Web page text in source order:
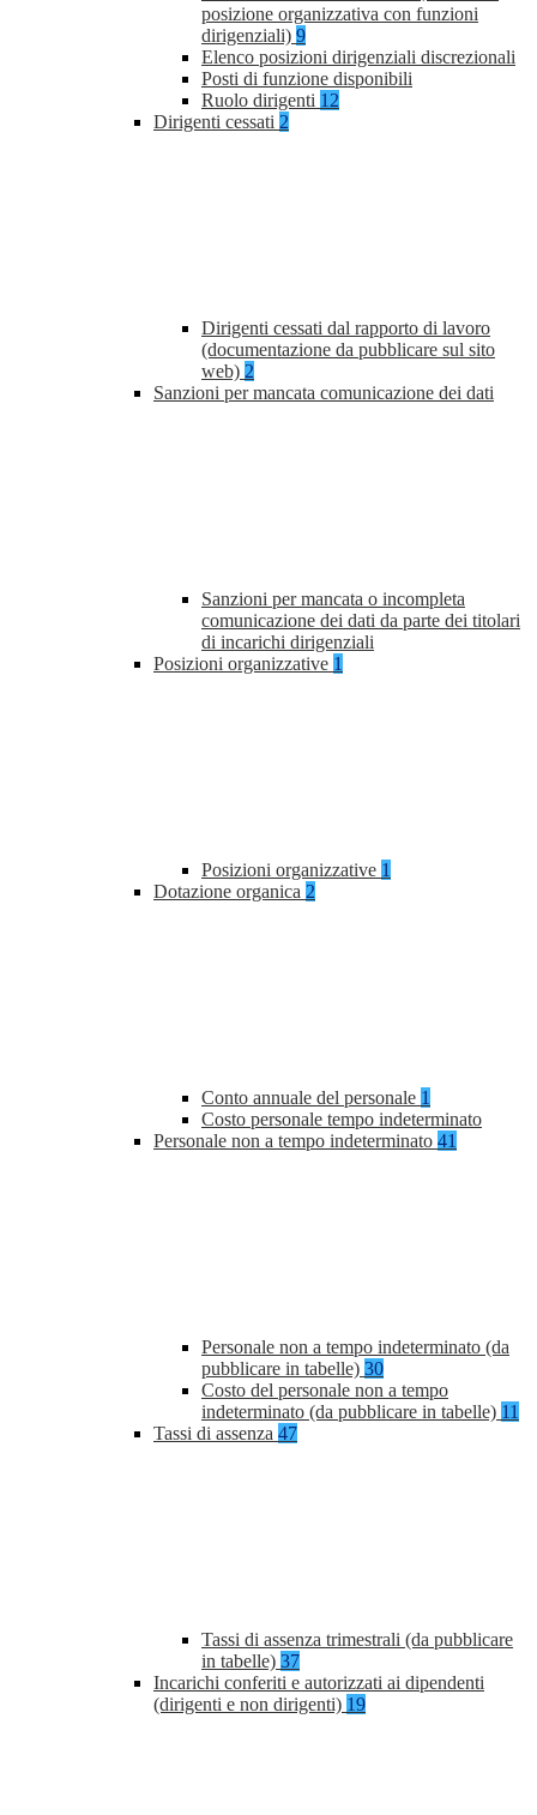
posizione organizzativa con funzioni
dirigenziali) 9
Elenco posizioni dirigenziali discrezionali
Posti di funzione disponibili
Ruolo dirigenti 12
Dirigenti cessati 2
Dirigenti cessati dal rapporto di lavoro
(documentazione da pubblicare sul sito
web) 2
Sanzioni per mancata comunicazione dei dati
Sanzioni per mancata o incompleta
comunicazione dei dati da parte dei titolari
di incarichi dirigenziali
Posizioni organizzative 1
Posizioni organizzative 1
Dotazione organica 2
Conto annuale del personale 1
Costo personale tempo indeterminato
Personale non a tempo indeterminato 41
Personale non a tempo indeterminato (da
pubblicare in tabelle) 30
Costo del personale non a tempo
indeterminato (da pubblicare in tabelle) 11
Tassi di assenza 47
Tassi di assenza trimestrali (da pubblicare
in tabelle) 37
Incarichi conferiti e autorizzati ai dipendenti
(dirigenti e non dirigenti) 19